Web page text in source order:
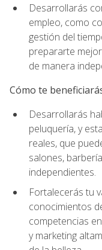
Desarrollarás
empleo, como
gestión del
prepararte
de manera
Cómo te
Desarrollarás
peluquería, y
reales, que
salones,
independientes.
Fortalecerás tu
conocimientos
competencias
y marketing